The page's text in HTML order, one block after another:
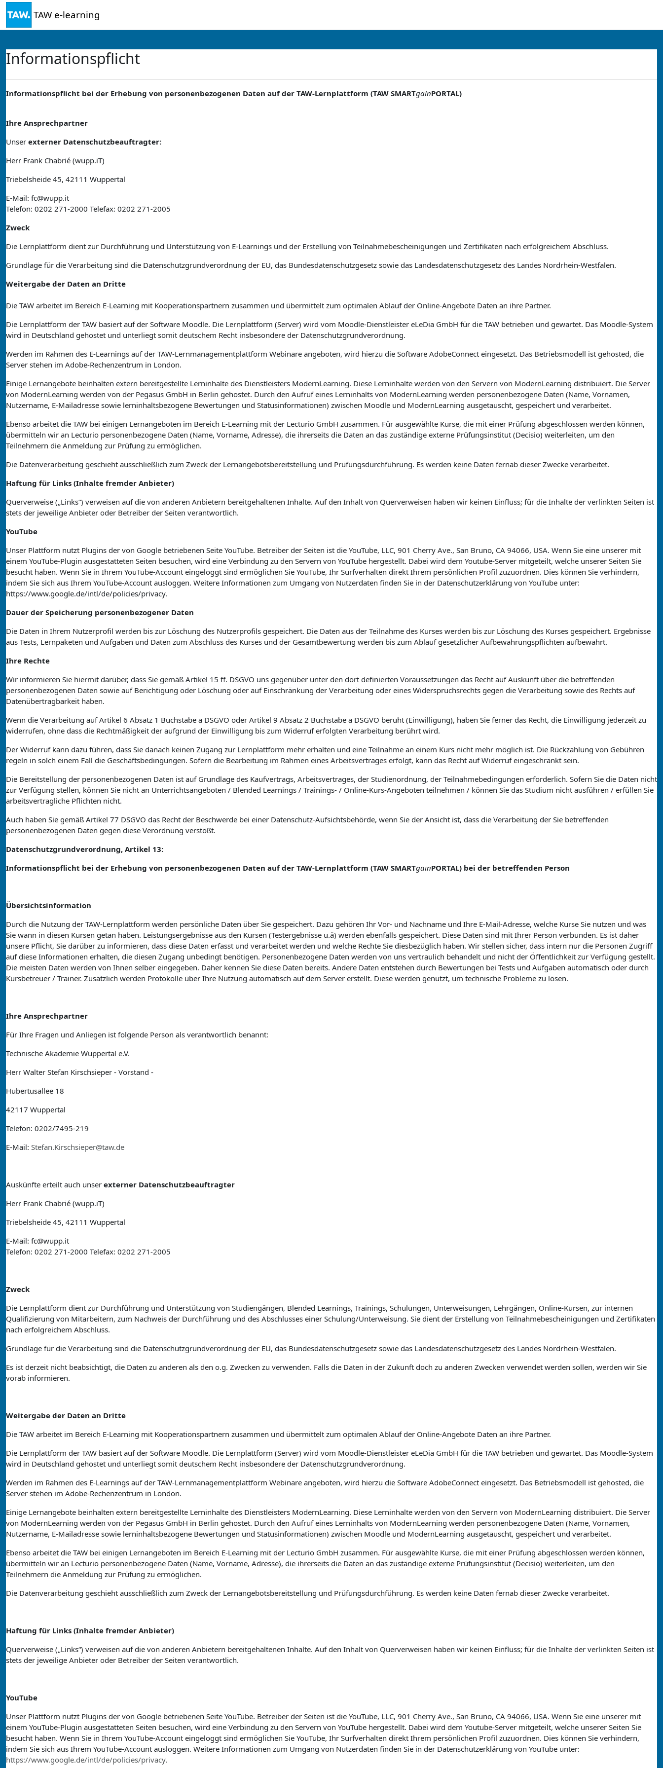
Zum Hauptinhalt
TAW e-learning
Informationspflicht
Informationspflicht bei der Erhebung von personenbezogenen Daten auf der TAW-Lernplattform (TAW SMARTgainPORTAL)
Ihre Ansprechpartner
Unser externer Datenschutzbeauftragter:
Herr Frank Chabrié (wupp.iT)
Triebelsheide 45, 42111 Wuppertal
E-Mail: fc@wupp.it
Telefon: 0202 271-2000 Telefax: 0202 271-2005
Zweck
Die Lernplattform dient zur Durchführung und Unterstützung von E-Learnings und der Erstellung von Teilnahmebescheinigungen und Zertifikaten nach erfolgreichem Abschluss.
Grundlage für die Verarbeitung sind die Datenschutzgrundverordnung der EU, das Bundesdatenschutzgesetz sowie das Landesdatenschutzgesetz des Landes Nordrhein-Westfalen.
Weitergabe der Daten an Dritte
Die TAW arbeitet im Bereich E-Learning mit Kooperationspartnern zusammen und übermittelt zum optimalen Ablauf der Online-Angebote Daten an ihre Partner.
Die Lernplattform der TAW basiert auf der Software Moodle. Die Lernplattform (Server) wird vom Moodle-Dienstleister eLeDia GmbH für die TAW betrieben und gewartet. Das Moodle-System
wird in Deutschland gehostet und unterliegt somit deutschem Recht insbesondere der Datenschutzgrundverordnung.
Werden im Rahmen des E-Learnings auf der TAW-Lernmanagementplattform Webinare angeboten, wird hierzu die Software AdobeConnect eingesetzt. Das Betriebsmodell ist gehosted, die
Server stehen im Adobe-Rechenzentrum in London.
Einige Lernangebote beinhalten extern bereitgestellte Lerninhalte des Dienstleisters ModernLearning. Diese Lerninhalte werden von den Servern von ModernLearning distribuiert. Die Server
von ModernLearning werden von der Pegasus GmbH in Berlin gehostet. Durch den Aufruf eines Lerninhalts von ModernLearning werden personenbezogene Daten (Name, Vornamen,
Nutzername, E-Mailadresse sowie lerninhaltsbezogene Bewertungen und Statusinformationen) zwischen Moodle und ModernLearning ausgetauscht, gespeichert und verarbeitet.
Ebenso arbeitet die TAW bei einigen Lernangeboten im Bereich E-Learning mit der Lecturio GmbH zusammen. Für ausgewählte Kurse, die mit einer Prüfung abgeschlossen werden können,
übermitteln wir an Lecturio personenbezogene Daten (Name, Vorname, Adresse), die ihrerseits die Daten an das zuständige externe Prüfungsinstitut (Decisio) weiterleiten, um den
Teilnehmern die Anmeldung zur Prüfung zu ermöglichen.
Die Datenverarbeitung geschieht ausschließlich zum Zweck der Lernangebotsbereitstellung und Prüfungsdurchführung. Es werden keine Daten fernab dieser Zwecke verarbeitet.
Haftung für Links (Inhalte fremder Anbieter)
Querverweise („Links“) verweisen auf die von anderen Anbietern bereitgehaltenen Inhalte. Auf den Inhalt von Querverweisen haben wir keinen Einfluss; für die Inhalte der verlinkten Seiten ist
stets der jeweilige Anbieter oder Betreiber der Seiten verantwortlich.
YouTube
Unser Plattform nutzt Plugins der von Google betriebenen Seite YouTube. Betreiber der Seiten ist die YouTube, LLC, 901 Cherry Ave., San Bruno, CA 94066, USA. Wenn Sie eine unserer mit
einem YouTube-Plugin ausgestatteten Seiten besuchen, wird eine Verbindung zu den Servern von YouTube hergestellt. Dabei wird dem Youtube-Server mitgeteilt, welche unserer Seiten Sie
besucht haben. Wenn Sie in Ihrem YouTube-Account eingeloggt sind ermöglichen Sie YouTube, Ihr Surfverhalten direkt Ihrem persönlichen Profil zuzuordnen. Dies können Sie verhindern,
indem Sie sich aus Ihrem YouTube-Account ausloggen. Weitere Informationen zum Umgang von Nutzerdaten finden Sie in der Datenschutzerklärung von YouTube unter:
https://www.google.de/intl/de/policies/privacy.
Dauer der Speicherung personenbezogener Daten
Die Daten in Ihrem Nutzerprofil werden bis zur Löschung des Nutzerprofils gespeichert. Die Daten aus der Teilnahme des Kurses werden bis zur Löschung des Kurses gespeichert. Ergebnisse
aus Tests, Lernpaketen und Aufgaben und Daten zum Abschluss des Kurses und der Gesamtbewertung werden bis zum Ablauf gesetzlicher Aufbewahrungspflichten aufbewahrt.
Ihre Rechte
Wir informieren Sie hiermit darüber, dass Sie gemäß Artikel 15 ff. DSGVO uns gegenüber unter den dort definierten Voraussetzungen das Recht auf Auskunft über die betreffenden
personenbezogenen Daten sowie auf Berichtigung oder Löschung oder auf Einschränkung der Verarbeitung oder eines Widerspruchsrechts gegen die Verarbeitung sowie des Rechts auf
Datenübertragbarkeit haben.
Wenn die Verarbeitung auf Artikel 6 Absatz 1 Buchstabe a DSGVO oder Artikel 9 Absatz 2 Buchstabe a DSGVO beruht (Einwilligung), haben Sie ferner das Recht, die Einwilligung jederzeit zu
widerrufen, ohne dass die Rechtmäßigkeit der aufgrund der Einwilligung bis zum Widerruf erfolgten Verarbeitung berührt wird.
Der Widerruf kann dazu führen, dass Sie danach keinen Zugang zur Lernplattform mehr erhalten und eine Teilnahme an einem Kurs nicht mehr möglich ist. Die Rückzahlung von Gebühren
regeln in solch einem Fall die Geschäftsbedingungen. Sofern die Bearbeitung im Rahmen eines Arbeitsvertrages erfolgt, kann das Recht auf Widerruf eingeschränkt sein.
Die Bereitstellung der personenbezogenen Daten ist auf Grundlage des Kaufvertrags, Arbeitsvertrages, der Studienordnung, der Teilnahmebedingungen erforderlich. Sofern Sie die Daten nicht
zur Verfügung stellen, können Sie nicht an Unterrichtsangeboten / Blended Learnings / Trainings- / Online-Kurs-Angeboten teilnehmen / können Sie das Studium nicht ausführen / erfüllen Sie
arbeitsvertragliche Pflichten nicht.
Auch haben Sie gemäß Artikel 77 DSGVO das Recht der Beschwerde bei einer Datenschutz-Aufsichtsbehörde, wenn Sie der Ansicht ist, dass die Verarbeitung der Sie betreffenden
personenbezogenen Daten gegen diese Verordnung verstößt.
Datenschutzgrundverordnung, Artikel 13:
Informationspflicht bei der Erhebung von personenbezogenen Daten auf der TAW-Lernplattform (TAW SMARTgainPORTAL) bei der betreffenden Person
Übersichtsinformation
Durch die Nutzung der TAW-Lernplattform werden persönliche Daten über Sie gespeichert. Dazu gehören Ihr Vor- und Nachname und Ihre E-Mail-Adresse, welche Kurse Sie nutzen und was
Sie wann in diesen Kursen getan haben. Leistungsergebnisse aus den Kursen (Testergebnisse u.ä) werden ebenfalls gespeichert. Diese Daten sind mit Ihrer Person verbunden. Es ist daher
unsere Pflicht, Sie darüber zu informieren, dass diese Daten erfasst und verarbeitet werden und welche Rechte Sie diesbezüglich haben. Wir stellen sicher, dass intern nur die Personen Zugriff
auf diese Informationen erhalten, die diesen Zugang unbedingt benötigen. Personenbezogene Daten werden von uns vertraulich behandelt und nicht der Öffentlichkeit zur Verfügung gestellt.
Die meisten Daten werden von Ihnen selber eingegeben. Daher kennen Sie diese Daten bereits. Andere Daten entstehen durch Bewertungen bei Tests und Aufgaben automatisch oder durch
Kursbetreuer / Trainer. Zusätzlich werden Protokolle über Ihre Nutzung automatisch auf dem Server erstellt. Diese werden genutzt, um technische Probleme zu lösen.
Ihre Ansprechpartner
Für Ihre Fragen und Anliegen ist folgende Person als verantwortlich benannt:
Technische Akademie Wuppertal e.V.
Herr Walter Stefan Kirschsieper - Vorstand -
Hubertusallee 18
42117 Wuppertal
Telefon: 0202/7495-219
E-Mail: Stefan.Kirschsieper@taw.de
Auskünfte erteilt auch unser externer Datenschutzbeauftragter
Herr Frank Chabrié (wupp.iT)
Triebelsheide 45, 42111 Wuppertal
E-Mail: fc@wupp.it
Telefon: 0202 271-2000 Telefax: 0202 271-2005
Zweck
Die Lernplattform dient zur Durchführung und Unterstützung von Studiengängen, Blended Learnings, Trainings, Schulungen, Unterweisungen, Lehrgängen, Online-Kursen, zur internen
Qualifizierung von Mitarbeitern, zum Nachweis der Durchführung und des Abschlusses einer Schulung/Unterweisung. Sie dient der Erstellung von Teilnahmebescheinigungen und Zertifikaten
nach erfolgreichem Abschluss.
Grundlage für die Verarbeitung sind die Datenschutzgrundverordnung der EU, das Bundesdatenschutzgesetz sowie das Landesdatenschutzgesetz des Landes Nordrhein-Westfalen.
Es ist derzeit nicht beabsichtigt, die Daten zu anderen als den o.g. Zwecken zu verwenden. Falls die Daten in der Zukunft doch zu anderen Zwecken verwendet werden sollen, werden wir Sie
vorab informieren.
Weitergabe der Daten an Dritte
Die TAW arbeitet im Bereich E-Learning mit Kooperationspartnern zusammen und übermittelt zum optimalen Ablauf der Online-Angebote Daten an ihre Partner.
Die Lernplattform der TAW basiert auf der Software Moodle. Die Lernplattform (Server) wird vom Moodle-Dienstleister eLeDia GmbH für die TAW betrieben und gewartet. Das Moodle-System
wird in Deutschland gehostet und unterliegt somit deutschem Recht insbesondere der Datenschutzgrundverordnung.
Werden im Rahmen des E-Learnings auf der TAW-Lernmanagementplattform Webinare angeboten, wird hierzu die Software AdobeConnect eingesetzt. Das Betriebsmodell ist gehosted, die
Server stehen im Adobe-Rechenzentrum in London.
Einige Lernangebote beinhalten extern bereitgestellte Lerninhalte des Dienstleisters ModernLearning. Diese Lerninhalte werden von den Servern von ModernLearning distribuiert. Die Server
von ModernLearning werden von der Pegasus GmbH in Berlin gehostet. Durch den Aufruf eines Lerninhalts von ModernLearning werden personenbezogene Daten (Name, Vornamen,
Nutzername, E-Mailadresse sowie lerninhaltsbezogene Bewertungen und Statusinformationen) zwischen Moodle und ModernLearning ausgetauscht, gespeichert und verarbeitet.
Ebenso arbeitet die TAW bei einigen Lernangeboten im Bereich E-Learning mit der Lecturio GmbH zusammen. Für ausgewählte Kurse, die mit einer Prüfung abgeschlossen werden können,
übermitteln wir an Lecturio personenbezogene Daten (Name, Vorname, Adresse), die ihrerseits die Daten an das zuständige externe Prüfungsinstitut (Decisio) weiterleiten, um den
Teilnehmern die Anmeldung zur Prüfung zu ermöglichen.
Die Datenverarbeitung geschieht ausschließlich zum Zweck der Lernangebotsbereitstellung und Prüfungsdurchführung. Es werden keine Daten fernab dieser Zwecke verarbeitet.
Haftung für Links (Inhalte fremder Anbieter)
Querverweise („Links“) verweisen auf die von anderen Anbietern bereitgehaltenen Inhalte. Auf den Inhalt von Querverweisen haben wir keinen Einfluss; für die Inhalte der verlinkten Seiten ist
stets der jeweilige Anbieter oder Betreiber der Seiten verantwortlich.
YouTube
Unser Plattform nutzt Plugins der von Google betriebenen Seite YouTube. Betreiber der Seiten ist die YouTube, LLC, 901 Cherry Ave., San Bruno, CA 94066, USA. Wenn Sie eine unserer mit
einem YouTube-Plugin ausgestatteten Seiten besuchen, wird eine Verbindung zu den Servern von YouTube hergestellt. Dabei wird dem Youtube-Server mitgeteilt, welche unserer Seiten Sie
besucht haben. Wenn Sie in Ihrem YouTube-Account eingeloggt sind ermöglichen Sie YouTube, Ihr Surfverhalten direkt Ihrem persönlichen Profil zuzuordnen. Dies können Sie verhindern,
indem Sie sich aus Ihrem YouTube-Account ausloggen. Weitere Informationen zum Umgang von Nutzerdaten finden Sie in der Datenschutzerklärung von YouTube unter:
https://www.google.de/intl/de/policies/privacy.